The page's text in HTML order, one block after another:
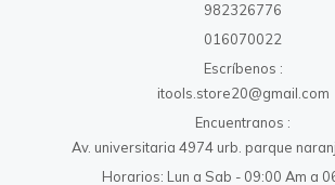
982326776
016070022
Escríbenos
itools.store20@gmail.com
Encuentranos
Av. universitaria 4974 urb. parque
Horarios: Lun a Sab - 09:00 Am a